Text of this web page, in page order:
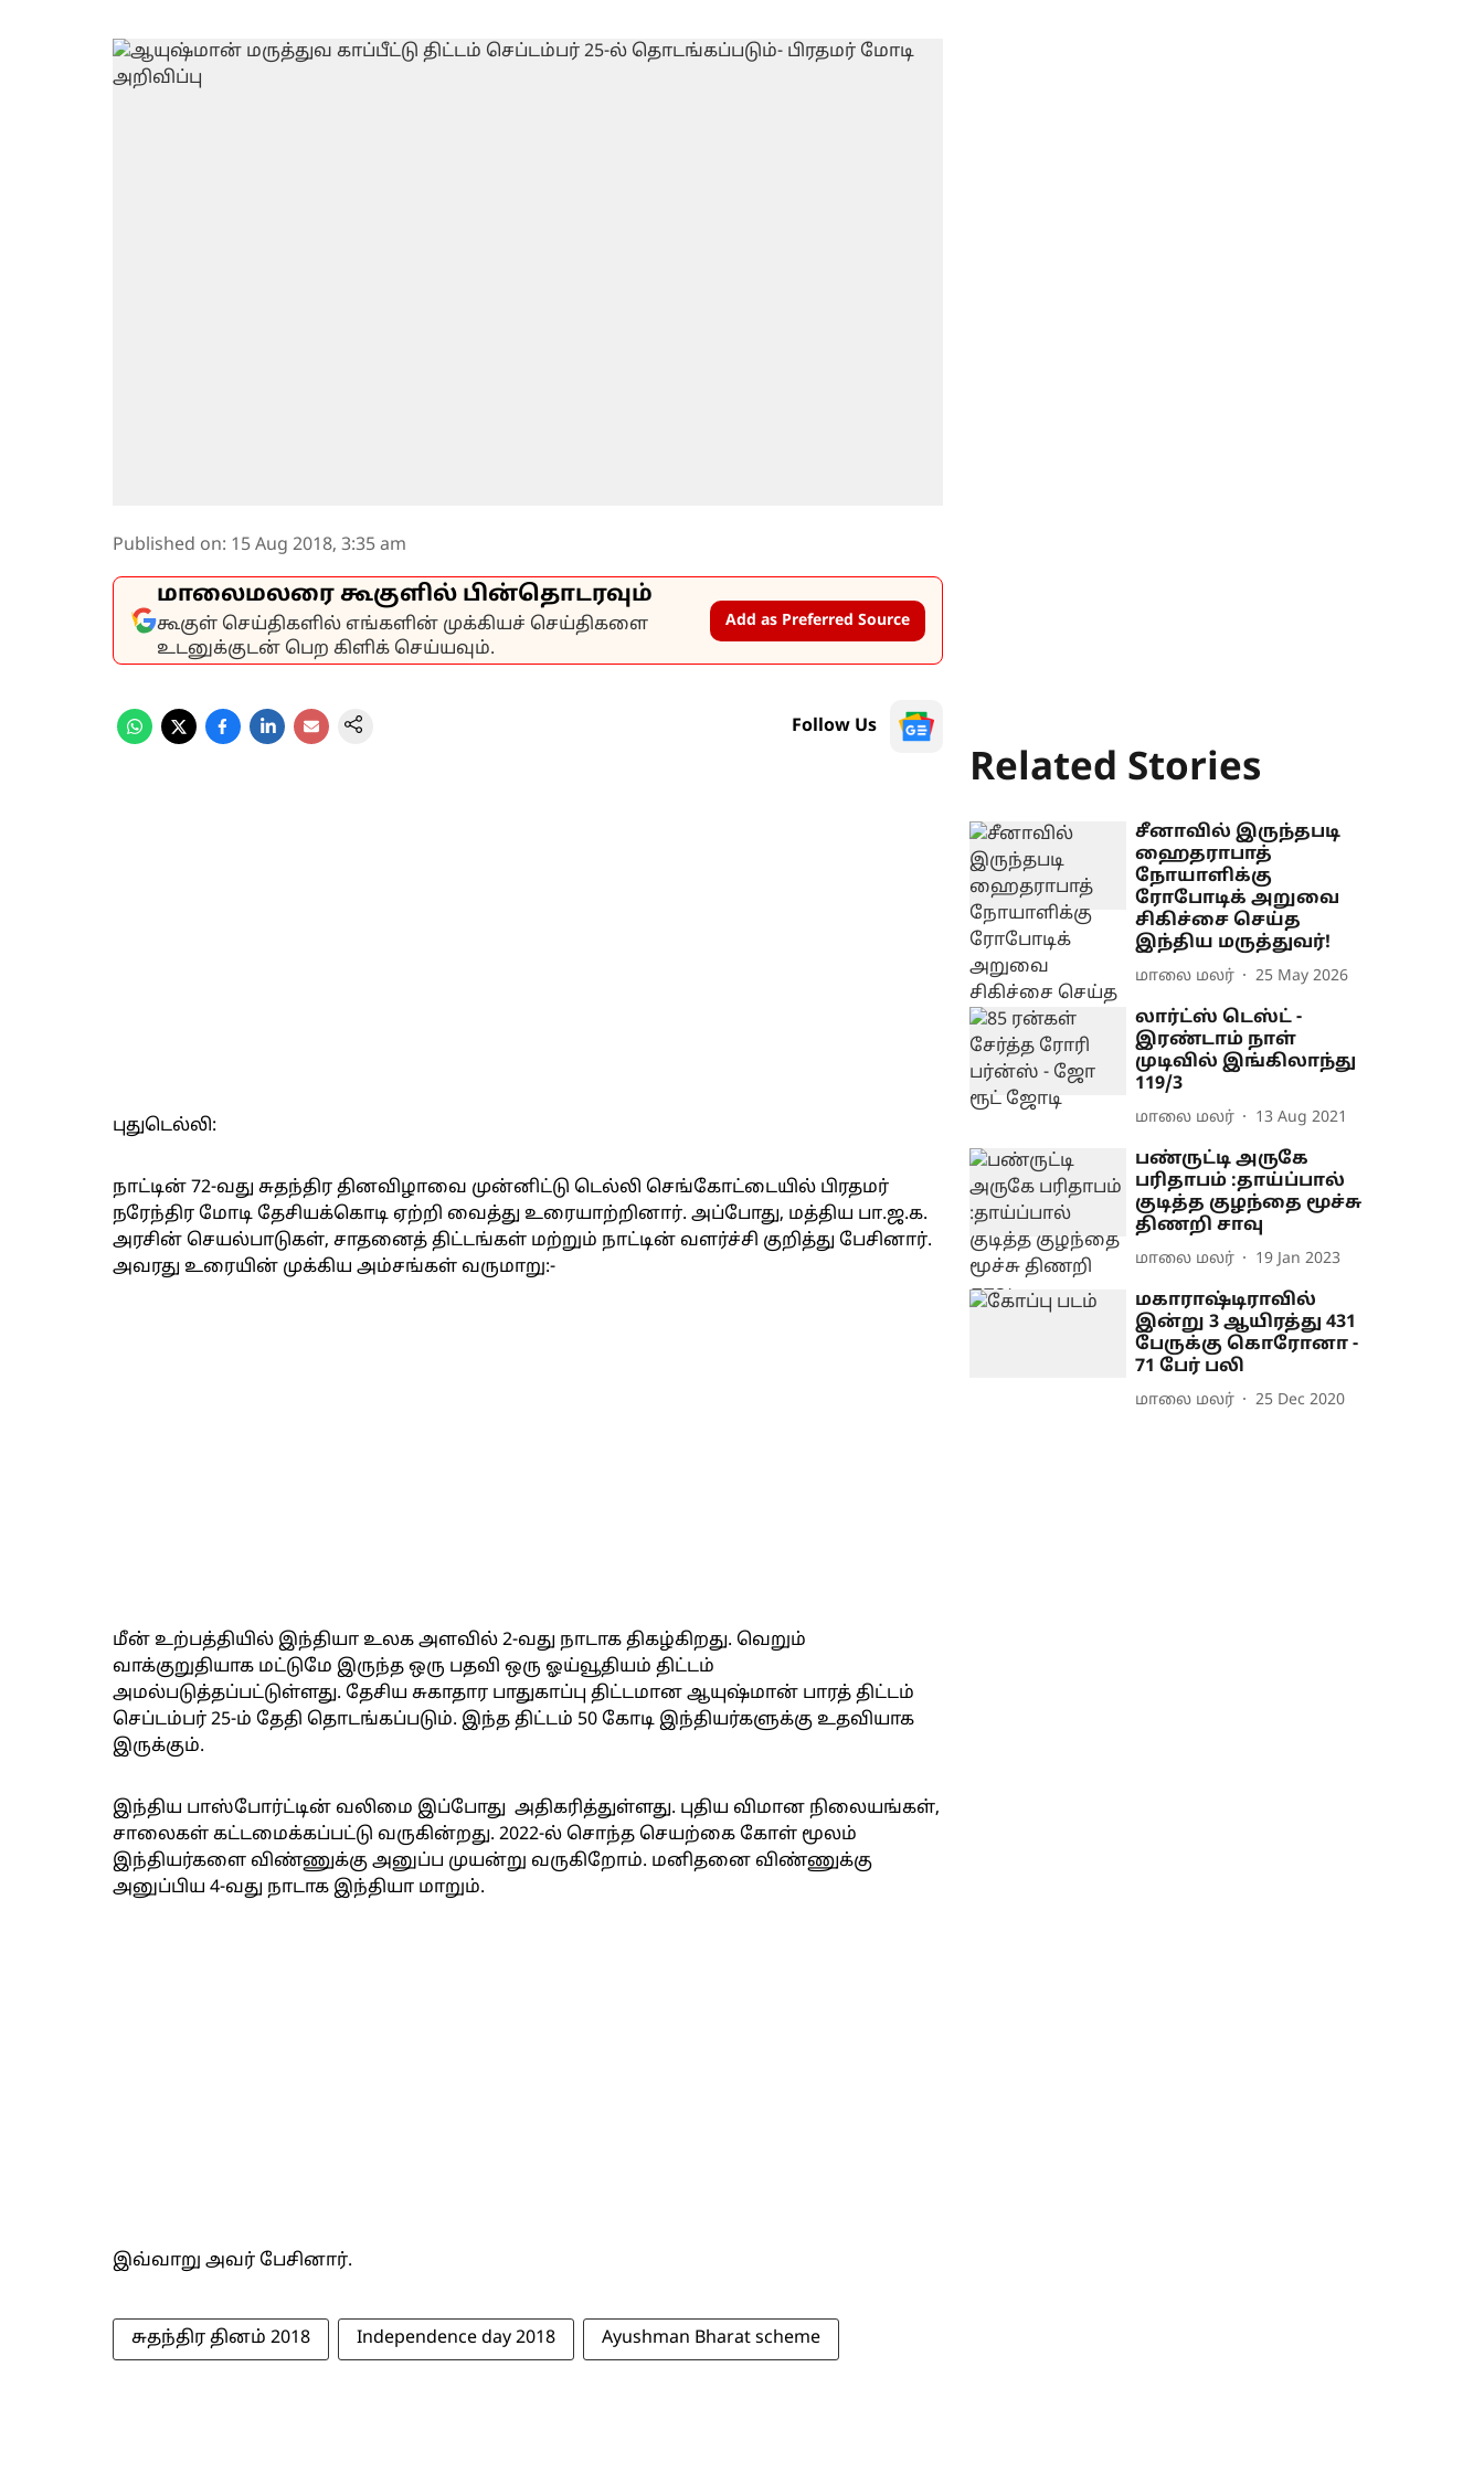
Published on: 15 Aug 2018, 3:35 am
மாலைமலரை கூகுளில் பின்தொடரவும்
கூகுள் செய்திகளில் எங்களின் முக்கியச் செய்திகளை
உடனுக்குடன் பெற கிளிக் செய்யவும்.
Add as Preferred Source
Follow Us
புதுடெல்லி:
நாட்டின் 72-வது சுதந்திர தினவிழாவை முன்னிட்டு டெல்லி செங்கோட்டையில் பிரதமர்
நரேந்திர மோடி தேசியக்கொடி ஏற்றி வைத்து உரையாற்றினார். அப்போது, மத்திய பா.ஜ.க.
அரசின் செயல்பாடுகள், சாதனைத் திட்டங்கள் மற்றும் நாட்டின் வளர்ச்சி குறித்து பேசினார்.
அவரது உரையின் முக்கிய அம்சங்கள் வருமாறு:-
மீன் உற்பத்தியில் இந்தியா உலக அளவில் 2-வது நாடாக திகழ்கிறது. வெறும்
வாக்குறுதியாக மட்டுமே இருந்த ஒரு பதவி ஒரு ஓய்வூதியம் திட்டம்
அமல்படுத்தப்பட்டுள்ளது. தேசிய சுகாதார பாதுகாப்பு திட்டமான ஆயுஷ்மான் பாரத் திட்டம்
செப்டம்பர் 25-ம் தேதி தொடங்கப்படும். இந்த திட்டம் 50 கோடி இந்தியர்களுக்கு உதவியாக
இருக்கும்.
இந்திய பாஸ்போர்ட்டின் வலிமை இப்போது அதிகரித்துள்ளது. புதிய விமான நிலையங்கள்,
சாலைகள் கட்டமைக்கப்பட்டு வருகின்றது. 2022-ல் சொந்த செயற்கை கோள் மூலம்
இந்தியர்களை விண்ணுக்கு அனுப்ப முயன்று வருகிறோம். மனிதனை விண்ணுக்கு
அனுப்பிய 4-வது நாடாக இந்தியா மாறும்.
இவ்வாறு அவர் பேசினார்.
சுதந்திர தினம் 2018 Independence day 2018 Ayushman Bharat scheme
Related Stories
சீனாவில் இருந்தபடி
ஹைதராபாத்
நோயாளிக்கு
ரோபோடிக் அறுவை
சிகிச்சை செய்த
இந்திய மருத்துவர்!
மாலை மலர் 25 May 2026
லார்ட்ஸ் டெஸ்ட் -
இரண்டாம் நாள்
முடிவில் இங்கிலாந்து
119/3
மாலை மலர் 13 Aug 2021
பண்ருட்டி அருகே
பரிதாபம் :தாய்ப்பால்
குடித்த குழந்தை மூச்சு
திணறி சாவு
மாலை மலர் 19 Jan 2023
மகாராஷ்டிராவில்
இன்று 3 ஆயிரத்து 431
பேருக்கு கொரோனா -
71 பேர் பலி
மாலை மலர் 25 Dec 2020